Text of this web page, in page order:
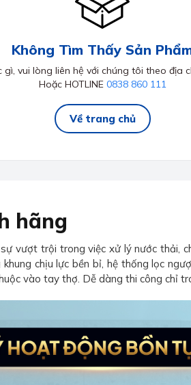
Không Tìm Thấy Sản
gì, vui lòng liên hệ với chúng tôi theo địa
Hoặc HOTLINE 0838 860 111
Về trang chủ
hãng
vượt trội trong việc xử lý nước
chịu lực bền bỉ, hệ thống lọc
vào tay thợ. Dễ dàng thi công chỉ